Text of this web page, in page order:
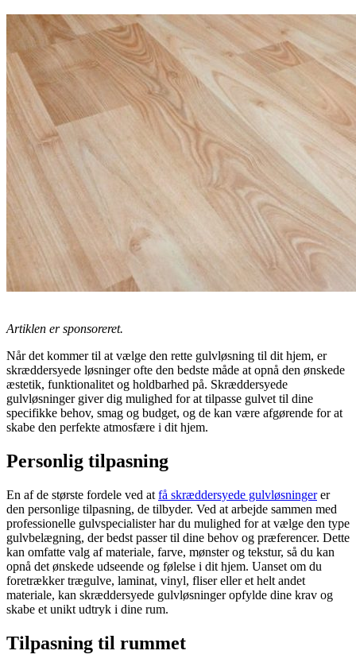
Artiklen er sponsoreret.
Når det kommer til at vælge den rette gulvløsning til dit hjem, er
skræddersyede løsninger ofte den bedste måde at opnå den ønskede
æstetik, funktionalitet og holdbarhed på. Skræddersyede
gulvløsninger giver dig mulighed for at tilpasse gulvet til dine
specifikke behov, smag og budget, og de kan være afgørende for at
skabe den perfekte atmosfære i dit hjem.
Personlig tilpasning
En af de største fordele ved at få skræddersyede gulvløsningerer
den personlige tilpasning, de tilbyder. Ved at arbejde sammen med
professionelle gulvspecialister har du mulighed for at vælge den type
gulvbelægning, der bedst passer til dine behov og præferencer. Dette
kan omfatte valg af materiale, farve, mønster og tekstur, så du kan
opnå det ønskede udseende og følelse i dit hjem. Uanset om du
foretrækker trægulve, laminat, vinyl, fliser eller et helt andet
materiale, kan skræddersyede gulvløsninger opfylde dine krav og
skabe et unikt udtryk i dine rum.
Tilpasning til rummet